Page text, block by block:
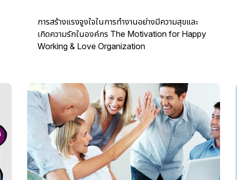
ลูกค้า สร้างความสบายใจ และทำให้ ลูกค้ารู้สึกว่า “ได้รับ
การดูแล ไม่ใช่ถูกจัดการ”
การสร้างแรงจูงใจในการทำงานอย่างมีความสุขและ
เกิดความรักในองค์กร The Motivation for Happy
Working & Love Organization